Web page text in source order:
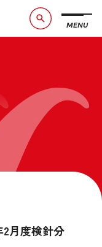
MENU
月度検針分